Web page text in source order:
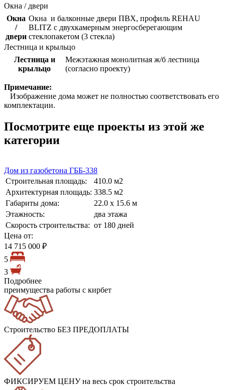
Окна / двери
Окна
/
двери
Окна и балконные двери ПВХ, профиль REHAU
BLITZ с двухкамерным энергосберегающим
стеклопакетом (3 стекла)
Лестница и крыльцо
Лестница и
крыльцо
Межэтажная монолитная ж/б лестница
(согласно проекту)
Примечание:
Изображение дома может не полностью соответствовать его
комплектации.
Посмотрите еще проекты из этой же
категории
Дом из газобетона ГББ-338
Строительная площадь:
410.0 м2
Архитектурная площадь: 338.5 м2
Габариты дома:
22.0 х 15.6 м
Этажность:
два этажа
Скорость строительства: от 180 дней
Цена от:
14 715 000 ₽
5
3
Подробнее
преимущества работы с кирбет
Строительство БЕЗ ПРЕДОПЛАТЫ
ФИКСИРУЕМ ЦЕНУна весь срок строительства